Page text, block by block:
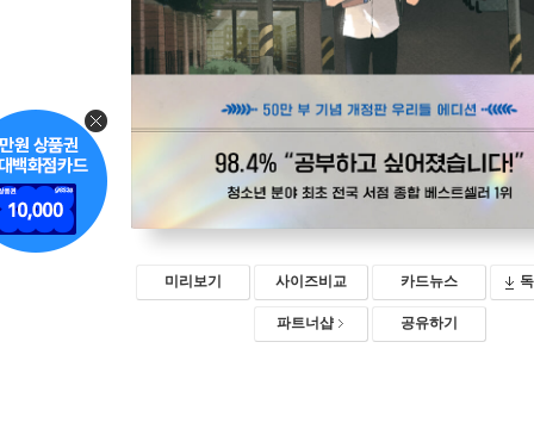
미리보기 사이즈비교 카드뉴스
파트너샵 공유하기